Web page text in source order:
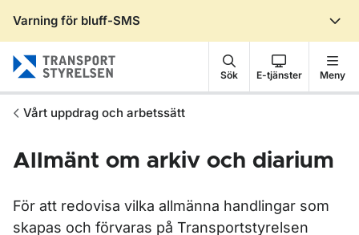
Varning för bluff-SMS
Sök E-tjänster Meny
Vårt uppdrag och arbetssätt
Allmänt om arkiv och diarium
För att redovisa vilka allmänna handlingar som
skapas och förvaras på Transportstyrelsen